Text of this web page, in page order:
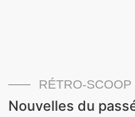
RÉTRO-SCOOP
Nouvelles du